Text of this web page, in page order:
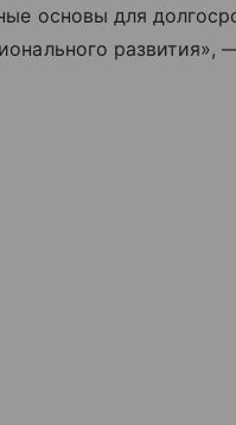
основы для
развития»,